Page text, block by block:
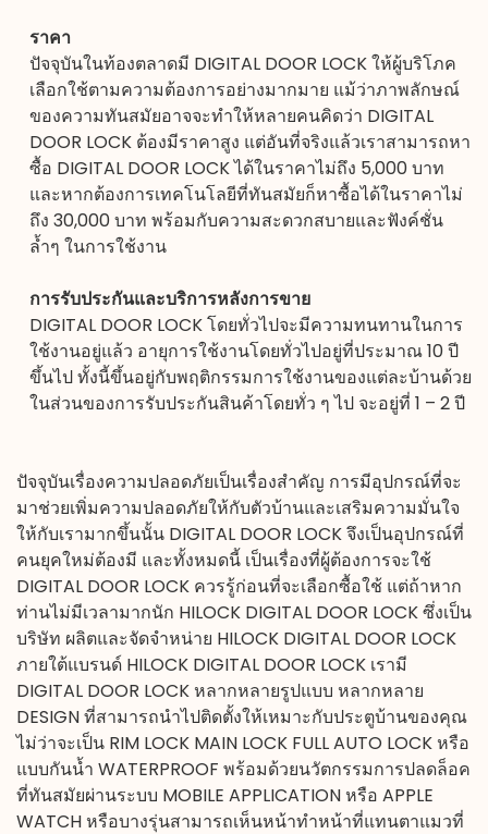
ราคา
ปัจจุบันในท้องตลาดมี DIGITAL DOOR LOCK ให้ผู้บริโภค
เลือกใช้ตามความต้องการอย่างมากมาย แม้ว่าภาพลักษณ์
ของความทันสมัยอาจจะทำให้หลายคนคิดว่า DIGITAL
DOOR LOCK ต้องมีราคาสูง แต่อันที่จริงแล้วเราสามารถหา
ซื้อ DIGITAL DOOR LOCK ได้ในราคาไม่ถึง 5,000 บาท
และหากต้องการเทคโนโลยีที่ทันสมัยก็หาซื้อได้ในราคาไม่
ถึง 30,000 บาท พร้อมกับความสะดวกสบายและฟังค์ชั่น
ล้ำๆ ในการใช้งาน
การรับประกันและบริการหลังการขาย
DIGITAL DOOR LOCKโดยทั่วไปจะมีความทนทานในการ
ใช้งานอยู่แล้ว อายุการใช้งานโดยทั่วไปอยู่ที่ประมาณ 10 ปี
ขึ้นไป ทั้งนี้ขึ้นอยู่กับพฤติกรรมการใช้งานของแต่ละบ้านด้วย
ในส่วนของการรับประกันสินค้าโดยทั่ว ๆ ไป จะอยู่ที่ 1 – 2 ปี
ปัจจุบันเรื่องความปลอดภัยเป็นเรื่องสำคัญ การมีอุปกรณ์ที่จะ
มาช่วยเพิ่มความปลอดภัยให้กับตัวบ้านและเสริมความมั่นใจ
ให้กับเรามากขึ้นนั้น DIGITAL DOOR LOCKจึงเป็นอุปกรณ์ที่
คนยุคใหม่ต้องมี และทั้งหมดนี้ เป็นเรื่องที่ผู้ต้องการจะใช้
DIGITAL DOOR LOCK ควรรู้ก่อนที่จะเลือกซื้อใช้ แต่ถ้าหาก
ท่านไม่มีเวลามากนัก HILOCK DIGITAL DOOR LOCKซึ่งเป็น
บริษัท ผลิตและจัดจำหน่าย HILOCK DIGITAL DOOR LOCK
ภายใต้แบรนด์ HILOCK DIGITAL DOOR LOCK เรามี
DIGITAL DOOR LOCK หลากหลายรูปแบบ หลากหลาย
DESIGN ที่สามารถนำไปติดตั้งให้เหมาะกับประตูบ้านของคุณ
ไม่ว่าจะเป็น RIM LOCK MAIN LOCK FULL AUTO LOCK หรือ
แบบกันน้ำ WATERPROOF พร้อมด้วยนวัตกรรมการปลดล็อค
ที่ทันสมัยผ่านระบบ MOBILE APPLICATION หรือ APPLE
WATCH หรือบางรุ่นสามารถเห็นหน้าทำหน้าที่แทนตาแมวที่